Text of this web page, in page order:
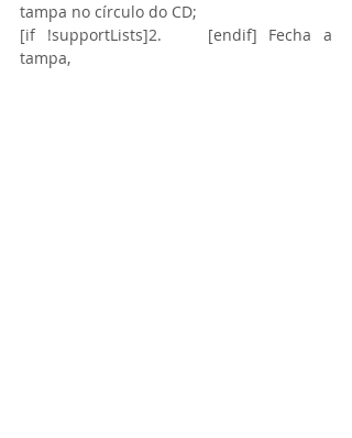
tampa no círculo do CD;
[if !supportLists]2.    [endif] Fecha a
tampa,